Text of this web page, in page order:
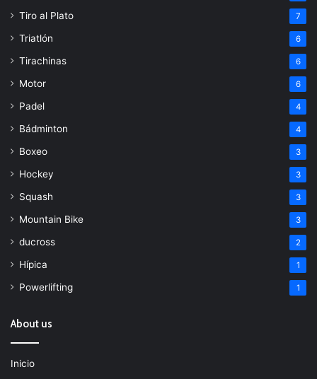
Tiro al Plato 7
Triatlón 6
Tirachinas 6
Motor 6
Padel 4
Bádminton 4
Boxeo 3
Hockey 3
Squash 3
Mountain Bike 3
ducross 2
Hípica 1
Powerlifting 1
About us
Inicio